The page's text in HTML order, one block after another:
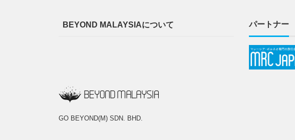
BEYOND MALAYSIAについて パートナー
GO BEYOND(M) SDN. BHD.